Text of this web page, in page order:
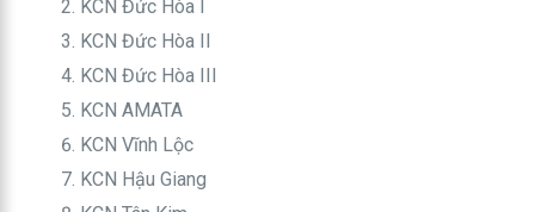
KCN Đức Hòa I
KCN Đức Hòa II
KCN Đức Hòa III
KCN AMATA
KCN Vĩnh Lộc
KCN Hậu Giang